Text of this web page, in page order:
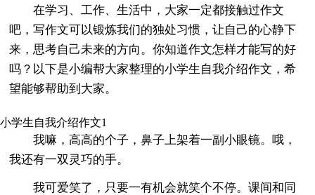
在学习、工作、生活中，大家一定都接触过作文
吧，写作文可以锻炼我们的独处习惯，让自己的心静下
来，思考自己未来的方向。你知道作文怎样才能写的好
吗？以下是小编帮大家整理的小学生自我介绍作文，希
望能够帮助到大家。
小学生自我介绍作文1
我嘛，高高的个子，鼻子上架着一副小眼镜。哦，
我还有一双灵巧的手。
我可爱笑了，只要一有机会就笑个不停。课间和同